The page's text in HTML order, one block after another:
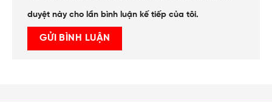
duyệt này cho lần bình luận kế tiếp của tôi.